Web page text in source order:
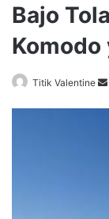
Bajo
Komodo
Titik Valentine